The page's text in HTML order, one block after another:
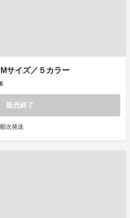
サイズ／５カラー
販売終了
次発送